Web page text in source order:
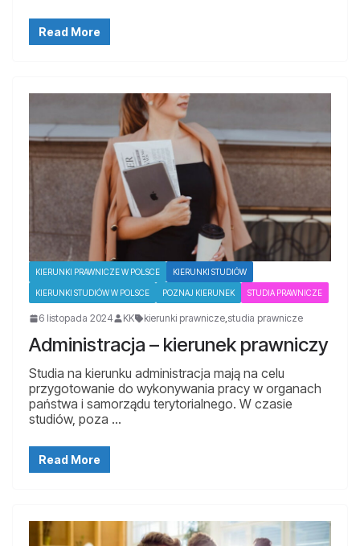
Read More
KIERUNKI PRAWNICZE W POLSCE KIERUNKI STUDIÓW
KIERUNKI STUDIÓW W POLSCE POZNAJ KIERUNEK STUDIA PRAWNICZE
6 listopada 2024 KK kierunki prawnicze studia prawnicze
Administracja – kierunek prawniczy
Studia na kierunku administracja mają na celu
przygotowanie do wykonywania pracy w organach
państwa i samorządu terytorialnego. W czasie
studiów, poza …
Read More